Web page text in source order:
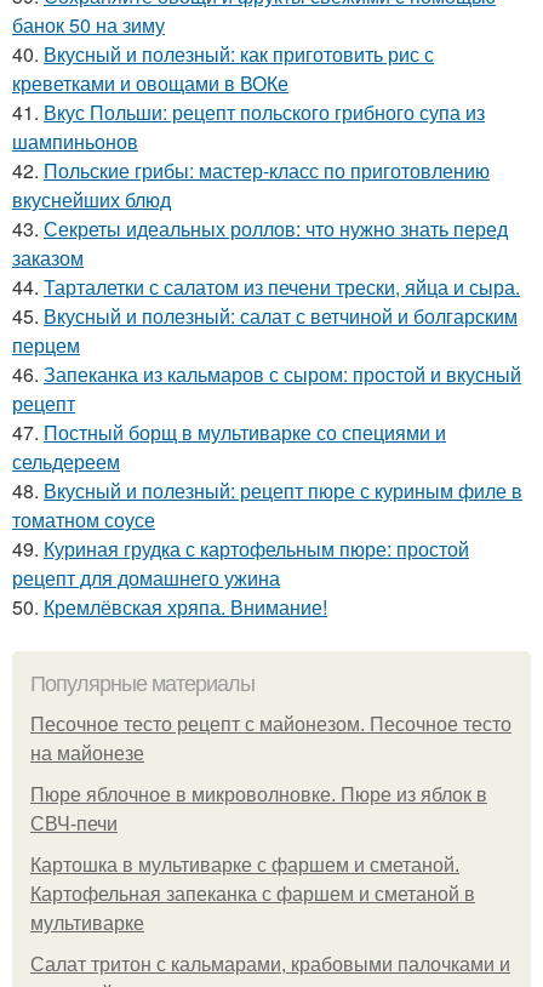
банок 50 на зиму
40. Вкусный и полезный: как приготовить рис с
креветками и овощами в ВОКе
41. Вкус Польши: рецепт польского грибного супа из
шампиньонов
42. Польские грибы: мастер-класс по приготовлению
вкуснейших блюд
43. Секреты идеальных роллов: что нужно знать перед
заказом
44. Тарталетки с салатом из печени трески, яйца и сыра.
45. Вкусный и полезный: салат с ветчиной и болгарским
перцем
46. Запеканка из кальмаров с сыром: простой и вкусный
рецепт
47. Постный борщ в мультиварке со специями и
сельдереем
48. Вкусный и полезный: рецепт пюре с куриным филе в
томатном соусе
49. Куриная грудка с картофельным пюре: простой
рецепт для домашнего ужина
50. Кремлёвская хряпа. Внимание!
Популярные материалы
Песочное тесто рецепт с майонезом. Песочное тесто
на майонезе
Пюре яблочное в микроволновке. Пюре из яблок в
СВЧ-печи
Картошка в мультиварке с фаршем и сметаной.
Картофельная запеканка с фаршем и сметаной в
мультиварке
Салат тритон с кальмарами, крабовыми палочками и